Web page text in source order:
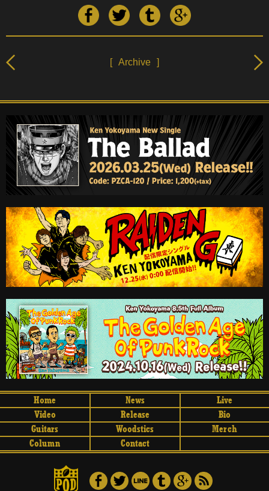
[ Archive ]
Home News
Live
Video
Release
Bio
Guitars
Woodstics
Merch
Column
Contact